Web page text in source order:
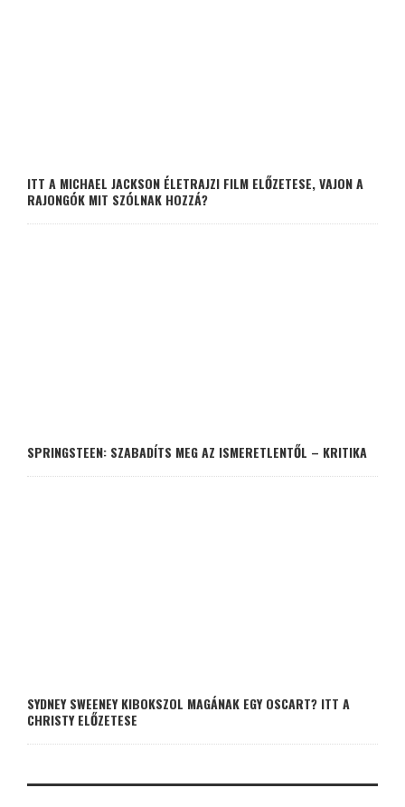
ITT A MICHAEL JACKSON ÉLETRAJZI FILM ELŐZETESE, VAJON A
RAJONGÓK MIT SZÓLNAK HOZZÁ?
SPRINGSTEEN: SZABADÍTS MEG AZ ISMERETLENTŐL – KRITIKA
SYDNEY SWEENEY KIBOKSZOL MAGÁNAK EGY OSCART? ITT A
CHRISTY ELŐZETESE